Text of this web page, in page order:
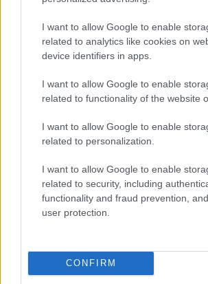
I want to allow Google to enable
related to analytics like cookies on
device identifiers in apps.
I want to allow Google to enable
related to functionality of the website
I want to allow Google to enable
related to personalization.
I want to allow Google to enable
related to security, including
functionality and fraud prevention,
user protection.
CONFIRM
Fotó: Szécsi István / Velvet
Jön még kép!